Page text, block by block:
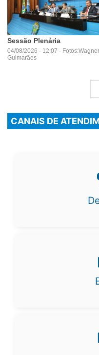
Sessão Plenária
04/08/2026 - 12:07 - Fotos:Wagner
Guimarães
CANAIS DE